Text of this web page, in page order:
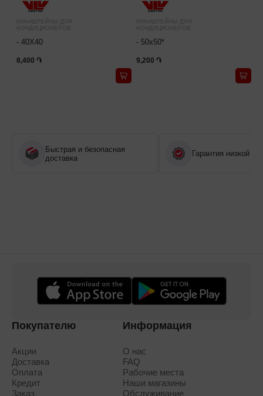
КРАНШТЕЙНЫ ДЛЯ
КОНДИЦИОНЕРОВ
- 40X40
8,400 ֏
КРАНШТЕЙНЫ ДЛЯ
КОНДИЦИОНЕРОВ
- 50x50*
9,200 ֏
Быстрая и безопасная
доставка
Гарантия низкой
Покупателю
Акции
Доставка
Оплата
Кредит
Заказ
Информация
О нас
FAQ
Рабочие места
Наши магазины
Обслуживание